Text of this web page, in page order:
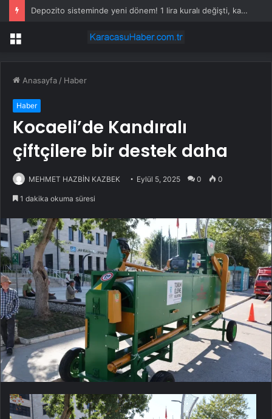
Depozito sisteminde yeni dönem! 1 lira kuralı değişti, kazanç düştü
Menü
Anasayfa / Haber
Haber
Kocaeli’de Kandıralı
çiftçilere bir destek daha
MEHMET HAZBİN KAZBEK Eylül 5, 2025 0 0
1 dakika okuma süresi